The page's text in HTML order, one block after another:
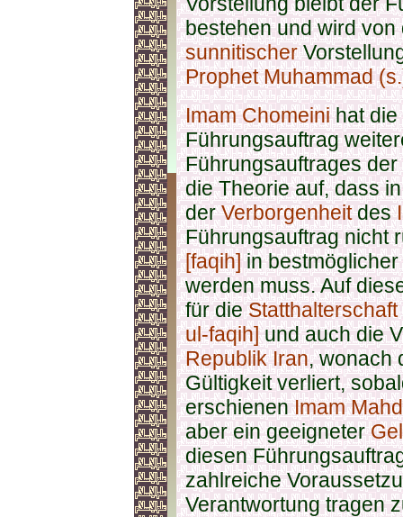
bestehen und wird
sunnitischer
Prophet Muhammad
Imam Chomeinihat die
Führungsauftrag
Führungsauftrages der
die Theorie auf, dass
derVerborgenheitdes
Führungsauftrag nicht
[faqih]in bestmöglicher
werden muss. Auf
für die
ul-faqih]und auch die
Republik Iran, wonach
Gültigkeit verliert,
erschienenImam
aber ein geeigneter
diesen
zahlreiche
Verantwortung tragen